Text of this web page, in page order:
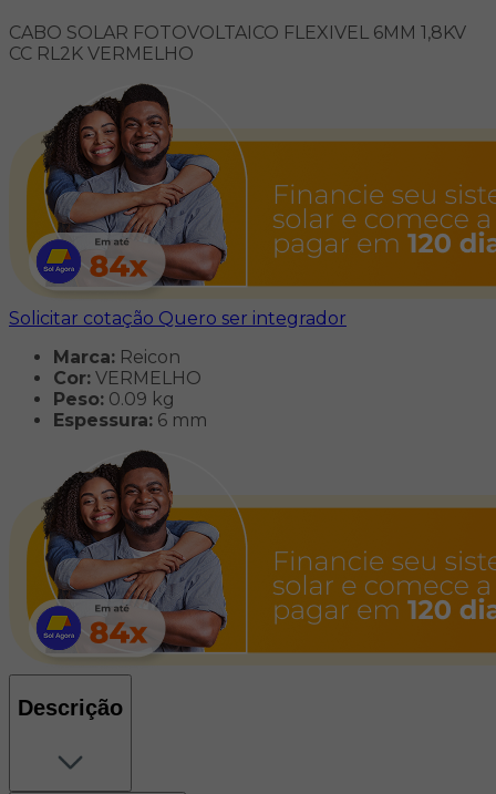
CABO SOLAR FOTOVOLTAICO FLEXIVEL 6MM 1,8KV
CC RL2K VERMELHO
Solicitar cotação Quero ser integrador
Marca: Reicon
Cor: VERMELHO
Peso: 0.09 kg
Espessura: 6 mm
Descrição